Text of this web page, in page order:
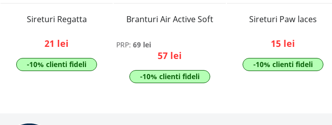
Sireturi Regatta
21 lei
-10% clienti fideli
Branturi Air Active Soft
PRP: 69 lei
57 lei
-10% clienti fideli
Sireturi Paw laces
15 lei
-10% clienti fideli